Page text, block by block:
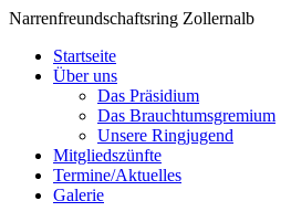
Zum
springen
Narrenfreundschaftsring Zollernalb
Startseite
Über uns
Das Präsidium
Das Brauchtumsgremium
Unsere Ringjugend
Mitgliedszünfte
Termine/Aktuelles
Galerie